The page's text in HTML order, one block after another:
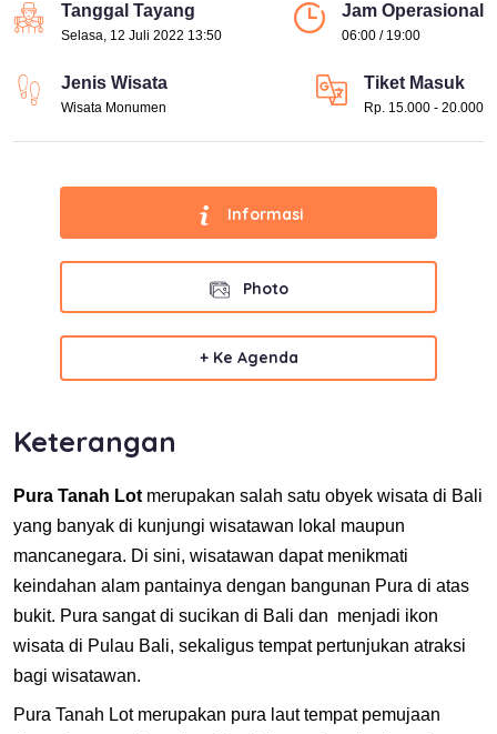
Tanggal Tayang
Selasa, 12 Juli 2022 13:50
Jam Operasional
06:00 / 19:00
Jenis Wisata
Wisata Monumen
Tiket Masuk
Rp. 15.000 - 20.000
Informasi
Photo
+ Ke Agenda
Keterangan
Pura Tanah Lotmerupakan salah satu obyek wisata di Bali
yang banyak di kunjungi wisatawan lokal maupun
mancanegara. Di sini, wisatawan dapat menikmati
keindahan alam pantainya dengan bangunan Pura di atas
bukit. Pura sangat di sucikan di Bali dan menjadi ikon
wisata di Pulau Bali, sekaligus tempat pertunjukan atraksi
bagi wisatawan.
Pura Tanah Lot merupakan pura laut tempat pemujaan